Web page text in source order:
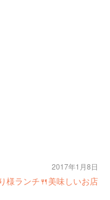
様ランチ🍴美味しいお店
2017年1月8日